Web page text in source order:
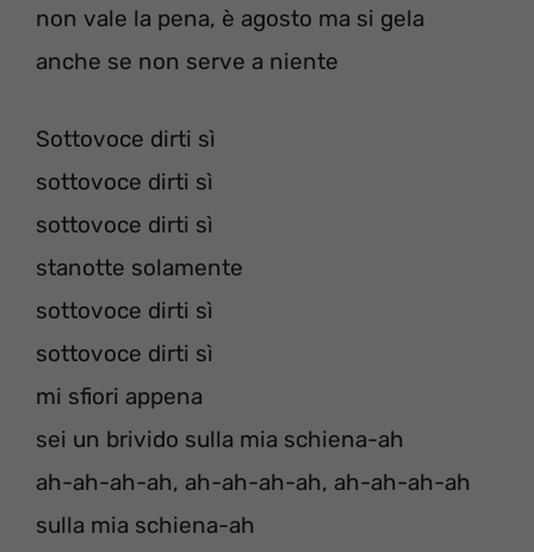
non vale la pena, è agosto ma si gela
anche se non serve a niente
Sottovoce dirti sì
sottovoce dirti sì
sottovoce dirti sì
stanotte solamente
sottovoce dirti sì
sottovoce dirti sì
mi sfiori appena
sei un brivido sulla mia schiena-ah
ah-ah-ah-ah, ah-ah-ah-ah, ah-ah-ah-ah
sulla mia schiena-ah